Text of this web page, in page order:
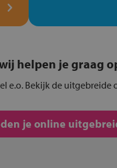
helpen je graag
e.o. Bekijk de
je online